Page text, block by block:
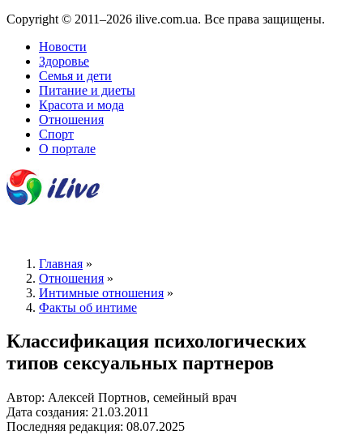
Copyright © 2011–2026 ilive.com.ua. Все права защищены.
Новости
Здоровье
Семья и дети
Питание и диеты
Красота и мода
Отношения
Спорт
О портале
Главная »
Отношения »
Интимные отношения »
Факты об интиме
Классификация психологических
типов сексуальных партнеров
Автор: Алексей Портнов, семейный врач
Дата создания: 21.03.2011
Последняя редакция: 08.07.2025